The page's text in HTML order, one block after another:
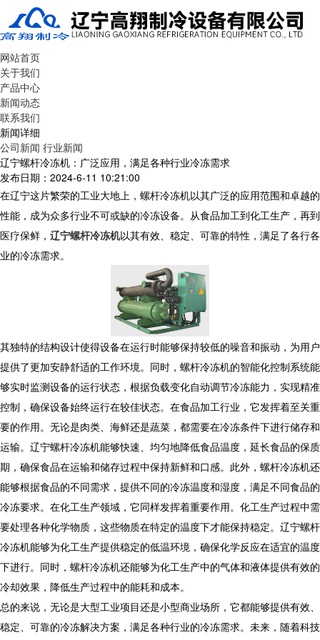
网站首页
关于我们
产品中心
新闻动态
联系我们
新闻详细
公司新闻 行业新闻
辽宁螺杆冷冻机：广泛应用，满足各种行业冷冻需求
发布日期：2024-6-11 10:21:00
在辽宁这片繁荣的工业大地上，螺杆冷冻机以其广泛的应用范围和卓越的
性能，成为众多行业不可或缺的冷冻设备。从食品加工到化工生产，再到
医疗保鲜， 辽宁螺杆冷冻机以其有效、稳定、可靠的特性，满足了各行各
业的冷冻需求。
其独特的结构设计使得设备在运行时能够保持较低的噪音和振动，为用户
提供了更加安静舒适的工作环境。同时，螺杆冷冻机的智能化控制系统能
够实时监测设备的运行状态，根据负载变化自动调节冷冻能力，实现精准
控制，确保设备始终运行在较佳状态。在食品加工行业，它发挥着至关重
要的作用。无论是肉类、海鲜还是蔬菜，都需要在冷冻条件下进行储存和
运输。辽宁螺杆冷冻机能够快速、均匀地降低食品温度，延长食品的保质
期，确保食品在运输和储存过程中保持新鲜和口感。此外，螺杆冷冻机还
能够根据食品的不同需求，提供不同的冷冻温度和湿度，满足不同食品的
冷冻要求。在化工生产领域，它同样发挥着重要作用。化工生产过程中需
要处理各种化学物质，这些物质在特定的温度下才能保持稳定。辽宁螺杆
冷冻机能够为化工生产提供稳定的低温环境，确保化学反应在适宜的温度
下进行。同时，螺杆冷冻机还能够为化工生产中的气体和液体提供有效的
冷却效果，降低生产过程中的能耗和成本。
总的来说，无论是大型工业项目还是小型商业场所，它都能够提供有效、
稳定、可靠的冷冻解决方案，满足各种行业的冷冻需求。未来，随着科技